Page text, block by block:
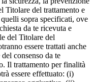
Titolare del trattamento e
sopra specificati, ove
da te ricevuta e
del Titolare del
essere trattati anche
consenso da te
Il trattamento per finalità
essere effettuato: (i)